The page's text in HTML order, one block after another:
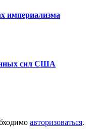
империализма
сил США
авторизоваться.